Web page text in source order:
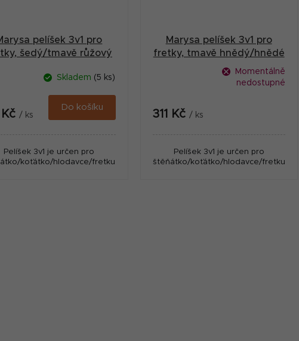
pelíšek 3v1 pro
šedý/tmavě růžový
Skladem (5 ks)
Kč/ ks
Do košíku
Pelíšek 3v1 je určen pro
koťátko/hlodavce/fretku.
Marysa pelíšek 3v1 pro
fretky, tmavě hnědý/hnědé
kytičky
Momentálně
nedostupné
311 Kč / ks
Pelíšek 3v1 je určen pro
štěňátko/koťátko/hlodavce/fretku.